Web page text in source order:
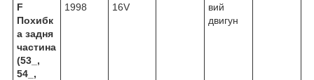
F
Похибк
а задня
частина
(53_,
54_,
1998
16V
вий
двигун